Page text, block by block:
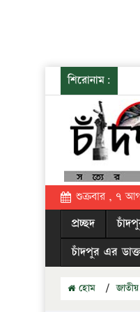
শিরোনাম:
শুক্রবার , ৭
প্রচ্ছদ
চাঁদপুর এর
হোম / জাতীয়